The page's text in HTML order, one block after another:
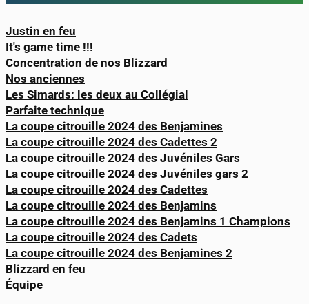
Justin en feu
It's game time !!!
Concentration de nos Blizzard
Nos anciennes
Les Simards: les deux au Collégial
Parfaite technique
La coupe citrouille 2024 des Benjamines
La coupe citrouille 2024 des Cadettes 2
La coupe citrouille 2024 des Juvéniles Gars
La coupe citrouille 2024 des Juvéniles gars 2
La coupe citrouille 2024 des Cadettes
La coupe citrouille 2024 des Benjamins
La coupe citrouille 2024 des Benjamins 1 Champions
La coupe citrouille 2024 des Cadets
La coupe citrouille 2024 des Benjamines 2
Blizzard en feu
Équipe